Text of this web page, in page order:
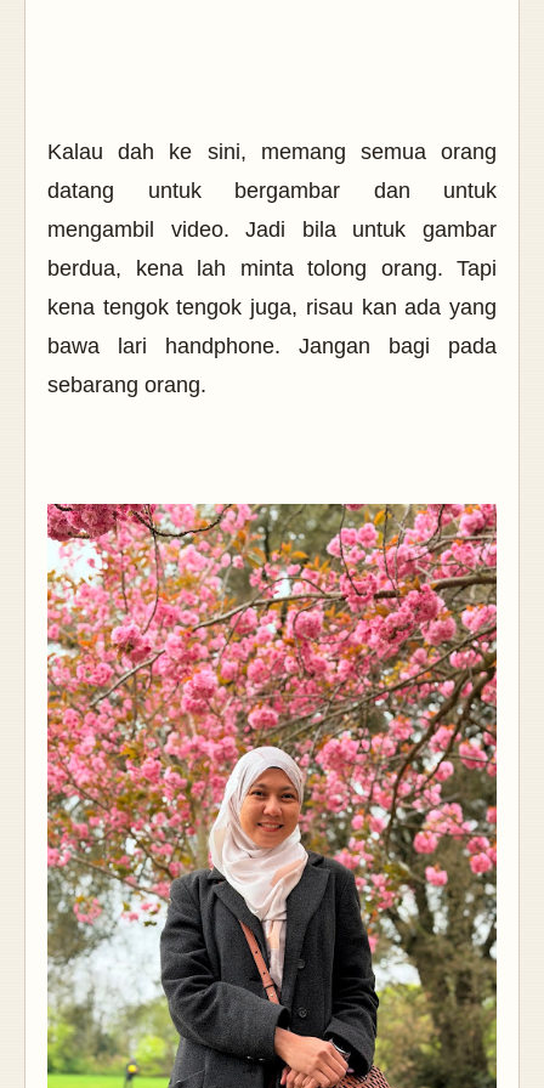
Kalau dah ke sini, memang semua orang
datang untuk bergambar dan untuk
mengambil video. Jadi bila untuk gambar
berdua, kena lah minta tolong orang. Tapi
kena tengok tengok juga, risau kan ada yang
bawa lari handphone. Jangan bagi pada
sebarang orang.